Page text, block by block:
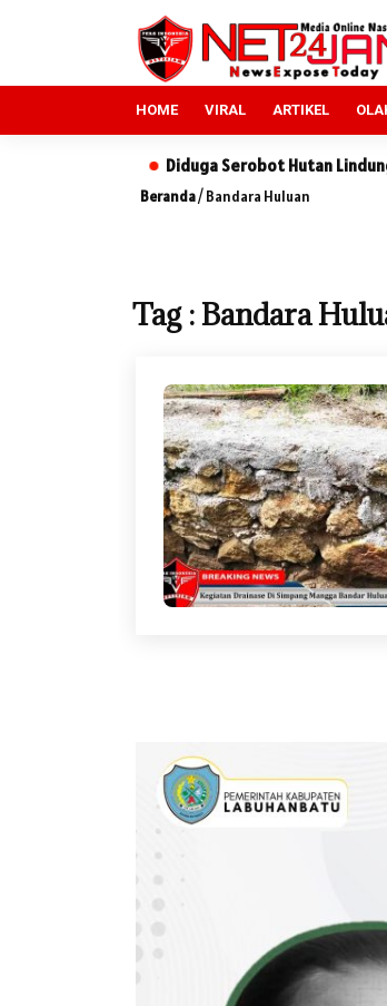
HOME VIRAL ARTIKEL
Diduga Serobot Hutan Lindung, PT Tun
Beranda/Bandara Huluan
Tag : Bandara